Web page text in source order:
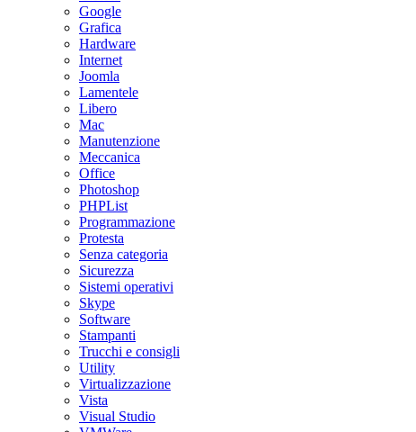
Google
Grafica
Hardware
Internet
Joomla
Lamentele
Libero
Mac
Manutenzione
Meccanica
Office
Photoshop
PHPList
Programmazione
Protesta
Senza categoria
Sicurezza
Sistemi operativi
Skype
Software
Stampanti
Trucchi e consigli
Utility
Virtualizzazione
Vista
Visual Studio